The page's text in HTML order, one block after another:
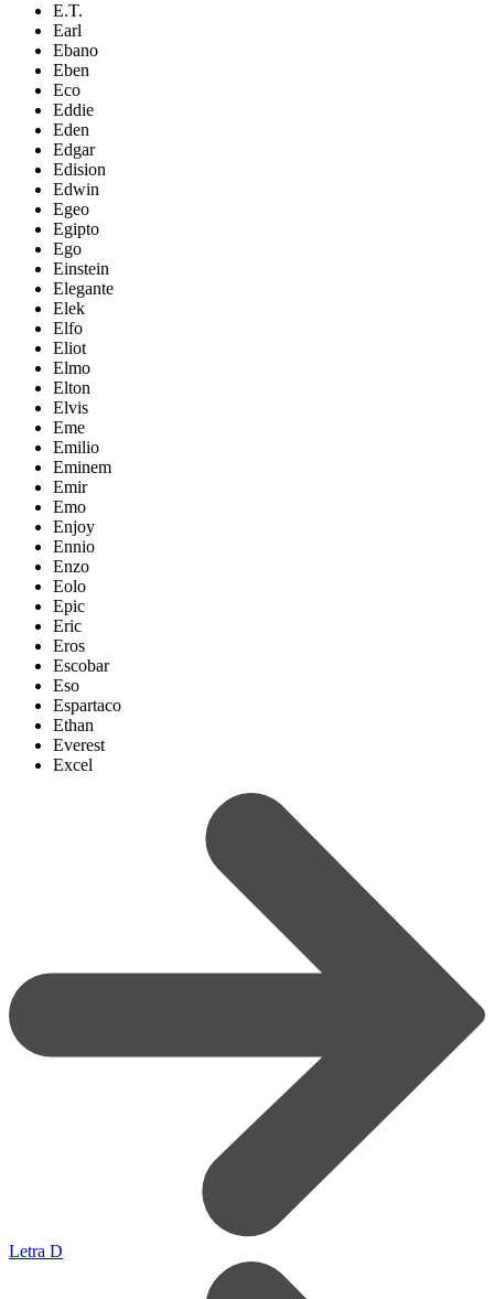
E.T.
Earl
Ebano
Eben
Eco
Eddie
Eden
Edgar
Edision
Edwin
Egeo
Egipto
Ego
Einstein
Elegante
Elek
Elfo
Eliot
Elmo
Elton
Elvis
Eme
Emilio
Eminem
Emir
Emo
Enjoy
Ennio
Enzo
Eolo
Epic
Eric
Eros
Escobar
Eso
Espartaco
Ethan
Everest
Excel
Letra D